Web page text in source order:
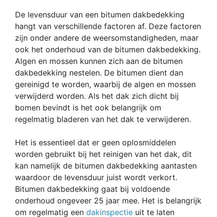
uit
grtjes b
c
De levensduur van een bitumen dakbedekking
hangt van verschillende factoren af. Deze factoren
zijn onder andere de weersomstandigheden, maar
ook het onderhoud van de bitumen dakbedekking.
Algen en mossen kunnen zich aan de bitumen
dakbedekking nestelen. De bitumen dient dan
gereinigd te worden, waarbij de algen en mossen
verwijderd worden. Als het dak zich dicht bij
bomen bevindt is het ook belangrijk om
regelmatig bladeren van het dak te verwijderen.
Het is essentieel dat er geen oplosmiddelen
worden gebruikt bij het reinigen van het dak, dit
kan namelijk de bitumen dakbedekking aantasten
waardoor de levensduur juist wordt verkort.
Bitumen dakbedekking gaat bij voldoende
onderhoud ongeveer 25 jaar mee. Het is belangrijk
om regelmatig een dakinspectie uit te laten